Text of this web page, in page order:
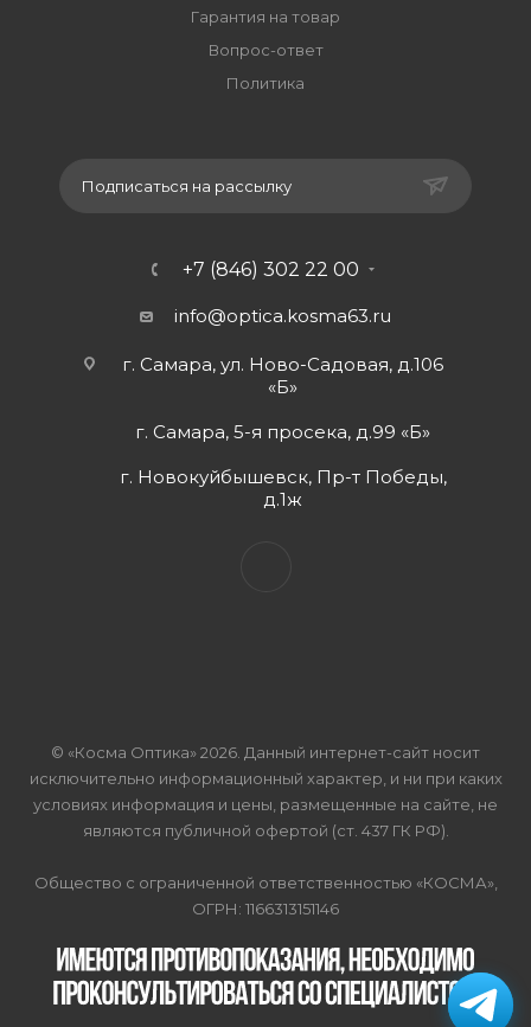
Гарантия на товар
Вопрос-ответ
Политика
Подписаться на рассылку
+7 (846) 302 22 00
info@optica.kosma63.ru
г. Самара, ул. Ново-Садовая, д.106
«Б»
г. Самара, 5-я просека, д.99 «Б»
г. Новокуйбышевск, Пр-т Победы,
д.1ж
© «Косма Оптика» 2026. Данный интернет-сайт носит
исключительно информационный характер, и ни при каких
условиях информация и цены, размещенные на сайте, не
являются публичной офертой (ст. 437 ГК РФ).
Общество с ограниченной ответственностью «КОСМА»,
ОГРН: 1166313151146